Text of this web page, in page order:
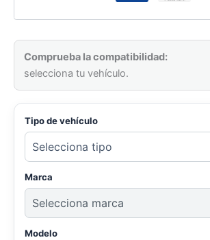
Comprueba la compatibilidad:
selecciona tu vehículo.
Tipo de vehículo
Marca
Modelo